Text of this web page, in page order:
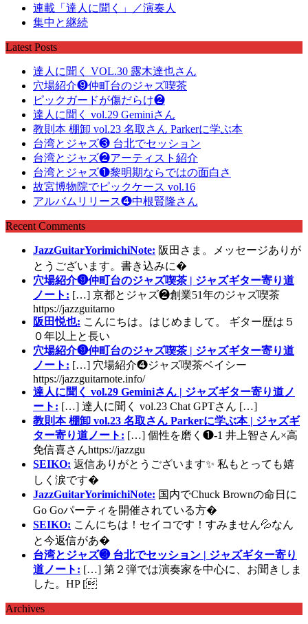
連載「達人に聞く」／演奏人
集中と継続
Latest Posts
達人に聞く VOL.30 露木達也さん
穴場紹介❾仲町台のジャズ喫茶
ピックガードが傷だらけ❷
達人に聞く vol.29 Geminiさん
教則本 棚卸 vol.23 名取さん Parkerに学ぶ本
台湾とジャズ❸ 台北でセッション
台湾とジャズ❷アーティスト紹介
台湾とジャズ❶黎明期ならではの面白さ
故宮博物院でピックケース vol.16
アルバムリリース❹中根賢隆さん
Recent Comments
JazzGuitarYorimichiNote: 阪田さま。メッセージありが
とうございます。書き込みに�
穴場紹介❾仲町台のジャズ喫茶 | ジャズギター寄り道
ノート: […] 京都とジャズ❷創業51年のジャズ喫茶
https://jazzguitarno
阪田悦也: こんにちは。はじめまして。 ギター歴は５
０年以上と長い
穴場紹介❾仲町台のジャズ喫茶 | ジャズギター寄り道
ノート: […] 穴場紹介❹ジャズ喫茶ベイシー
https://jazzguitarnote.info/
達人に聞く vol.29 Geminiさん | ジャズギター寄り道ノ
ート: […] 達人に聞く vol.23 Chat GPTさん […]
教則本 棚卸 vol.23 名取さん Parkerに学ぶ本 | ジャズギ
ター寄り道ノート: […] 個性を磨く❶-1 井上智さん×高
免信喜さんhttps://jazzgu
SEIKO: 返信ありがとうございます✨ 私もとっても嬉
しく涙です�
JazzGuitarYorimichiNote: 国内でChuck Brownの命日に
Go Goパーティを開催されている方�
SEIKO: こんにちは！セイコです！すみません💦なん
と今返信があ�
台湾とジャズ❸ 台北でセッション | ジャズギター寄り
道ノート: […] 第２弾では演奏家を中心に、お聞きしま
した。HP [
Archives